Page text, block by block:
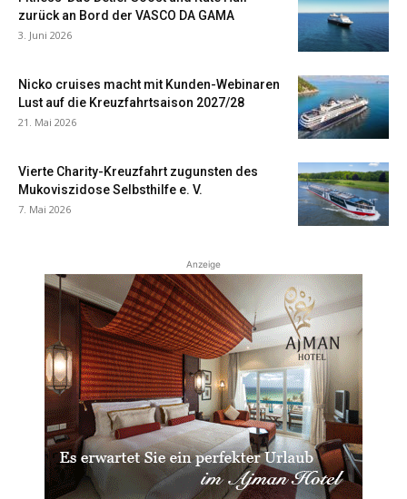
zurück an Bord der VASCO DA GAMA
3. Juni 2026
Nicko cruises macht mit Kunden-Webinaren
Lust auf die Kreuzfahrtsaison 2027/28
21. Mai 2026
Vierte Charity-Kreuzfahrt zugunsten des
Mukoviszidose Selbsthilfe e. V.
7. Mai 2026
Anzeige